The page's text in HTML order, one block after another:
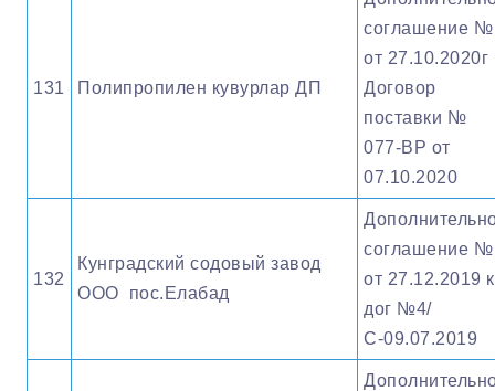
131 Полипропилен кувурлар ДП
соглашение №
от 27.10.2020г
Договор
поставки №
077-ВР от
07.10.2020
132
Кунградский содовый завод
ООО пос.Елабад
соглашение №
от 27.12.2019 к
дог №4/
С-09.07.2019